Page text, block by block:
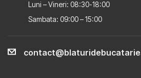
Luni – Vineri: 08:30-18:00
Sambata: 09:00 – 15:00